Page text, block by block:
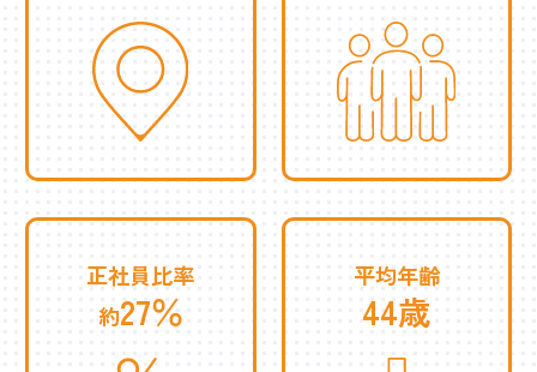
正社員比率
約27％
平均年齢
44歳